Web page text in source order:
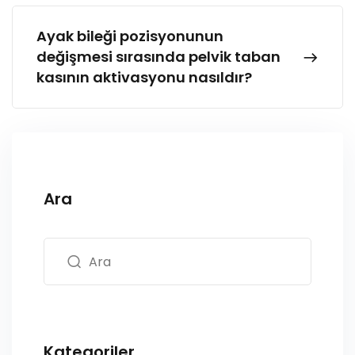
Ayak bileği pozisyonunun
değişmesi sırasında pelvik taban
kasının aktivasyonu nasıldır?
Ara